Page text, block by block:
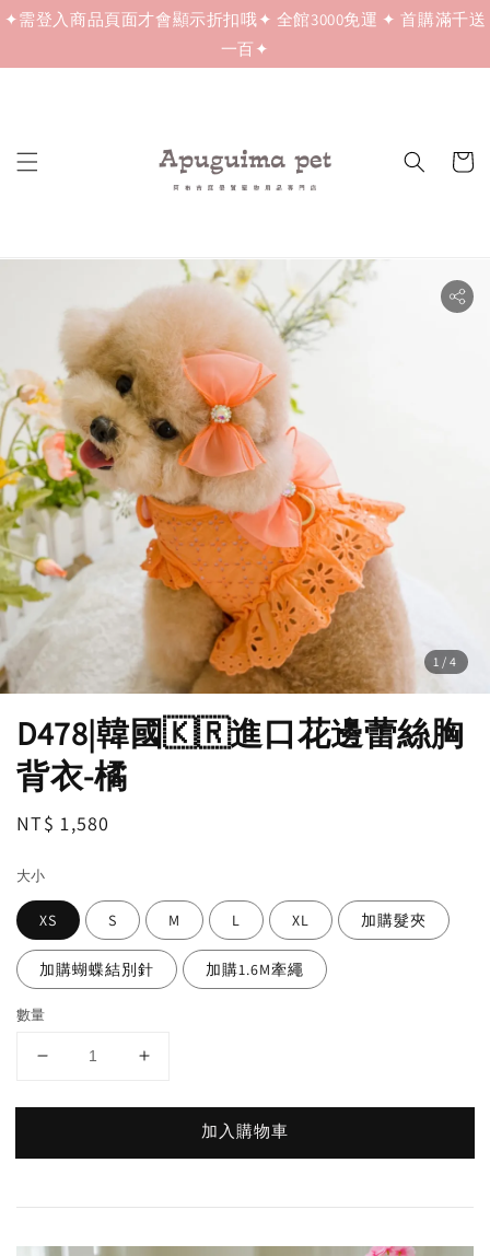
✦需登入商品頁面才會顯示折扣哦✦ 全館3000免運 ✦ 首購滿千送
一百✦
1 /4
D478|韓國🇰🇷進口花邊蕾絲胸
背衣-橘
Regular
NT$ 1,580
大小
XS S M L XL 加購髮夾
加購蝴蝶結別針 加購1.6M牽繩
數量
加入購物車